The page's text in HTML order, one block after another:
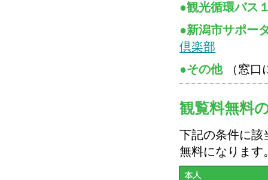
●観光循環バス
●新潟市サポー
倶楽部
●その他（窓口
観覧料無料
下記の条件に該
無料になります